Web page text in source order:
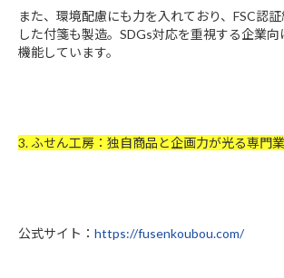
また、環境配慮にも力を入れており、FSC認
した付箋も製造。SDGs対応を重視する企業向
機能しています。
3. ふせん工房：独自商品と企画力が光る専門
公式サイト： https://fusenkoubou.com/